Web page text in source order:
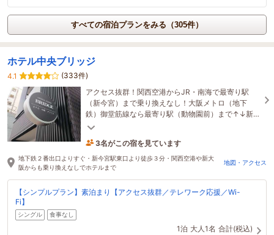
すべての宿泊プランをみる（305件）
ホテル中央ブリッジ
4.1
(333件)
アクセス抜群！関西空港からJR・南海で最寄り駅
（新今宮）まで乗り換えなし！大阪メトロ（地下
鉄）御堂筋線なら最寄り駅（動物園前）まで↑↓新大
阪20分・梅田15分・なんば5分・天王寺2分
3名がこの宿を見ています
1時間前に予約されました
地下鉄２番出口よりすぐ・新今宮駅東口より徒歩３分・関西空港や新大
阪からも乗り換えなしでホテルまで
地図・アクセス
【シンプルプラン】素泊まり【アクセス抜群／テレワーク応援／Wi-
Fi】
シングル 食事なし
1泊 大人1名 合計(税込)